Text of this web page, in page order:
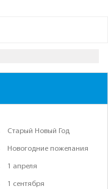
Старый Новый Год
Новогодние пожелания
1 апреля
1 сентября